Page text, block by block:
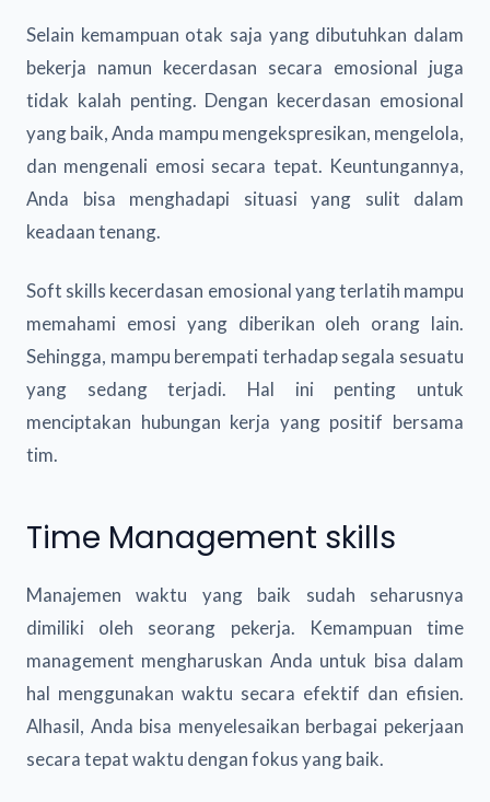
Selain kemampuan otak saja yang dibutuhkan dalam
bekerja namun kecerdasan secara emosional juga
tidak kalah penting. Dengan kecerdasan emosional
yang baik, Anda mampu mengekspresikan, mengelola,
dan mengenali emosi secara tepat. Keuntungannya,
Anda bisa menghadapi situasi yang sulit dalam
keadaan tenang.
Soft skills kecerdasan emosional yang terlatih mampu
memahami emosi yang diberikan oleh orang lain.
Sehingga, mampu berempati terhadap segala sesuatu
yang sedang terjadi. Hal ini penting untuk
menciptakan hubungan kerja yang positif bersama
tim.
Time Management skills
Manajemen waktu yang baik sudah seharusnya
dimiliki oleh seorang pekerja. Kemampuan time
management mengharuskan Anda untuk bisa dalam
hal menggunakan waktu secara efektif dan efisien.
Alhasil, Anda bisa menyelesaikan berbagai pekerjaan
secara tepat waktu dengan fokus yang baik.